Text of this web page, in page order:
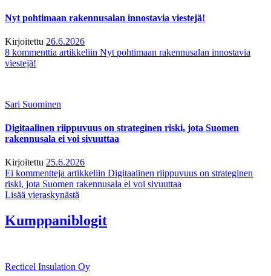
Nyt pohtimaan rakennusalan innostavia viestejä!
Kirjoitettu 26.6.2026
8 kommenttia artikkeliin Nyt pohtimaan rakennusalan innostavia
viestejä!
Sari Suominen
Digitaalinen riippuvuus on strateginen riski, jota Suomen
rakennusala ei voi sivuuttaa
Kirjoitettu 25.6.2026
Ei kommentteja artikkeliin Digitaalinen riippuvuus on strateginen
riski, jota Suomen rakennusala ei voi sivuuttaa
Lisää vieraskynästä
Kumppaniblogit
Recticel Insulation Oy